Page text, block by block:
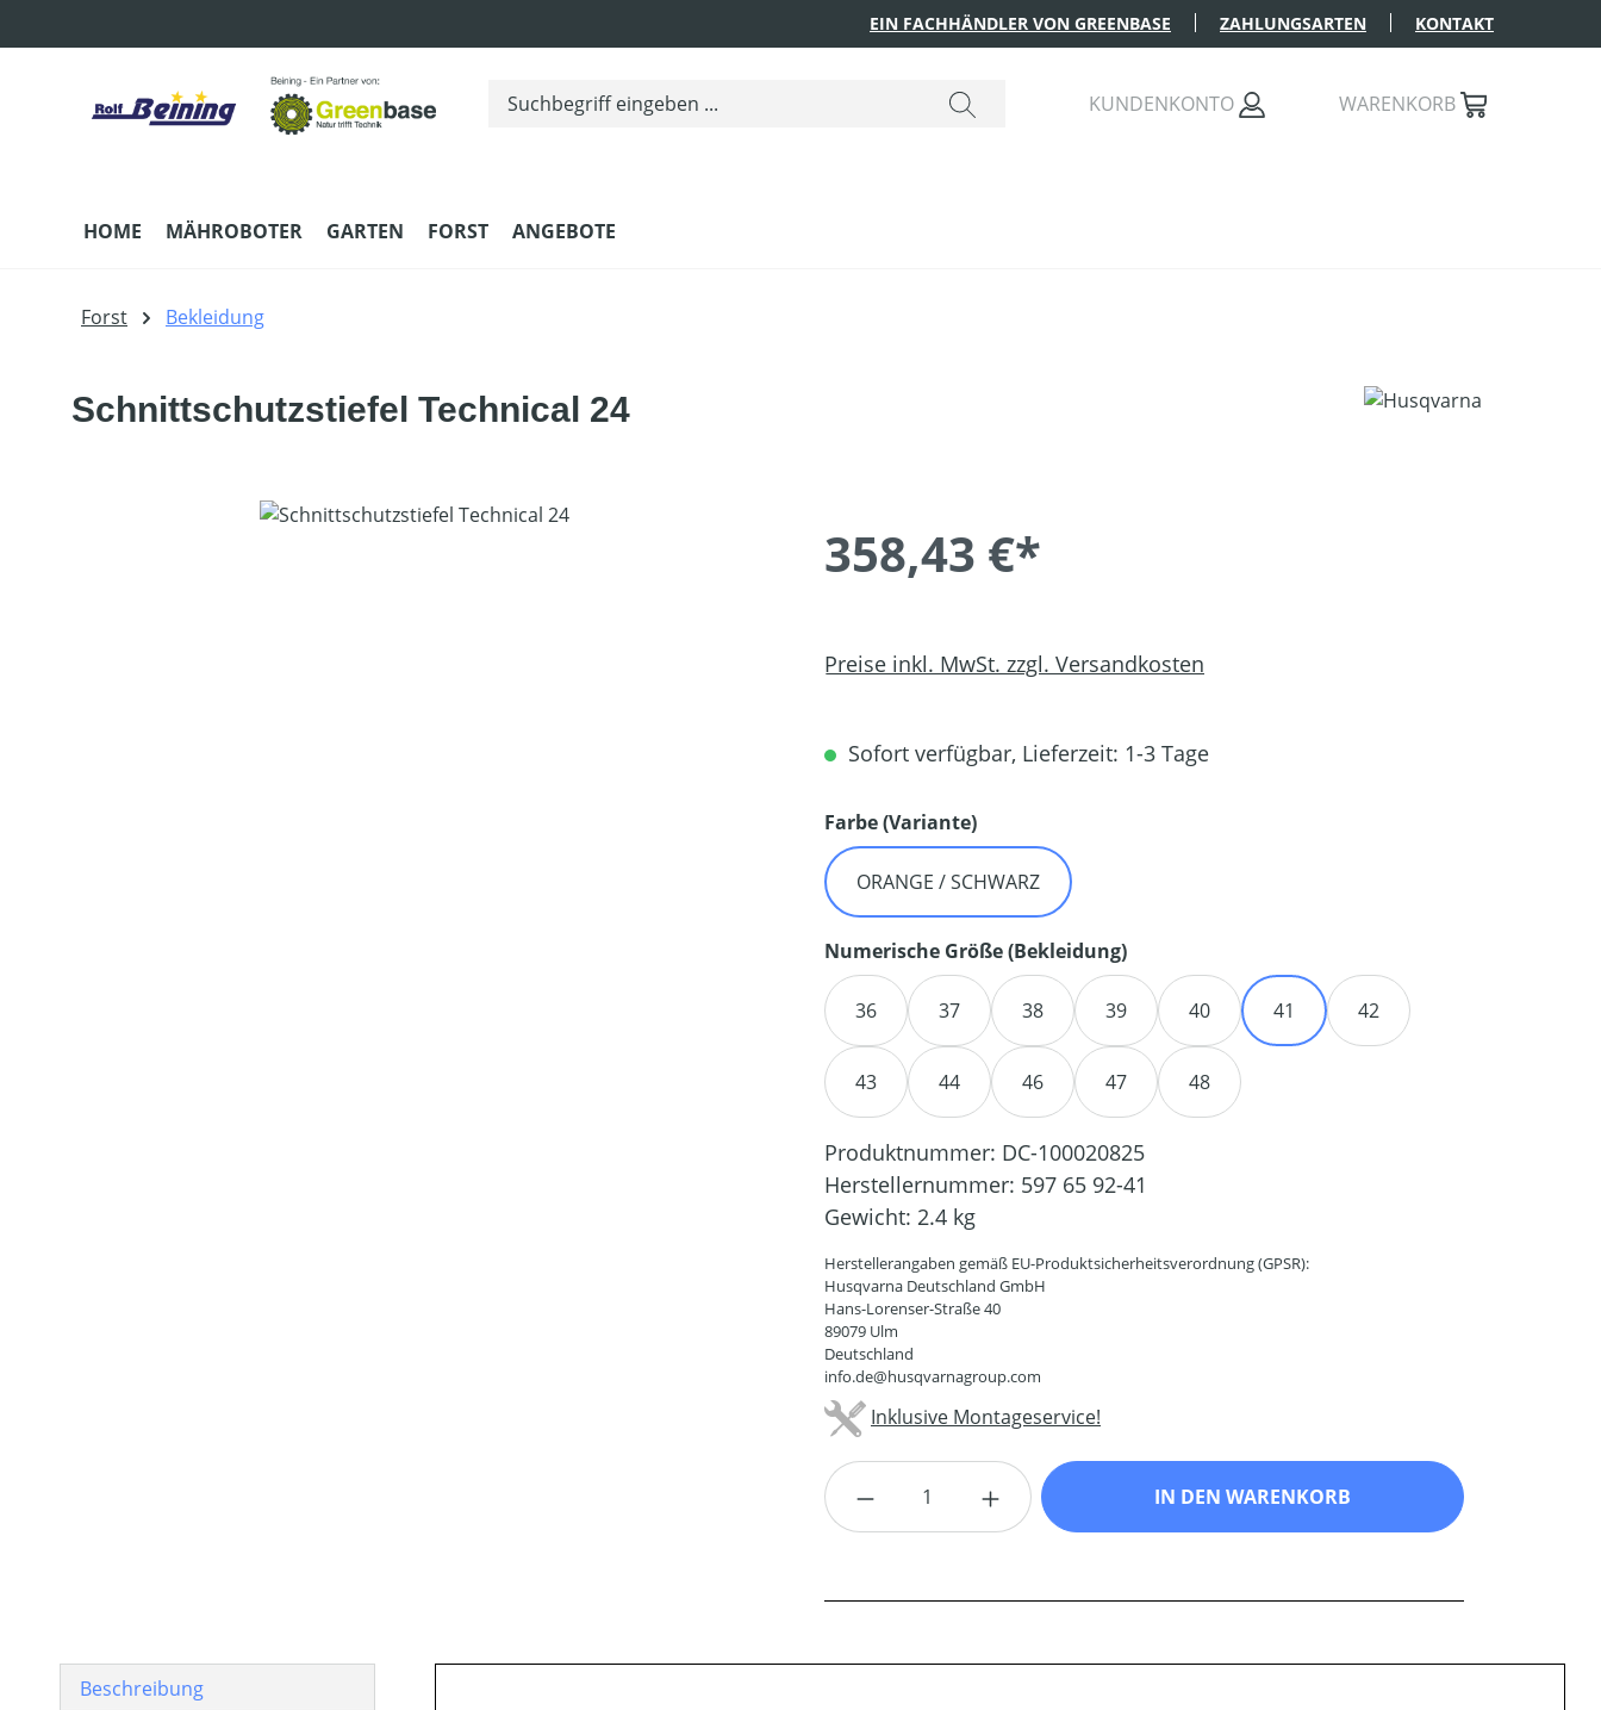
EIN FACHHÄNDLER VON GREENBASE ZAHLUNGSARTEN KONTAKT
KUNDENKONTO WARENKORB
HOME MÄHROBOTER GARTEN FORST ANGEBOTE
Forst Bekleidung
Schnittschutzstiefel Technical 24
Bildergalerie überspringen
358,43 €*
Preise inkl. MwSt. zzgl. Versandkosten
Sofort verfügbar, Lieferzeit: 1-3 Tage
Farbe (Variante)auswählen
ORANGE / SCHWARZ
Numerische Größe (Bekleidung)auswählen
36 37 38 39 40 41 42
43 44 46 47 48
Produktnummer: DC-100020825
Herstellernummer: 597 65 92-41
Gewicht: 2.4 kg
Herstellerangaben gemäß EU-Produktsicherheitsverordnung (GPSR):
Husqvarna Deutschland GmbH
Hans-Lorenser-Straße 40
89079 Ulm
Deutschland
info.de@husqvarnagroup.com
Inklusive Montageservice!
Produkt Anzahl: Gib den gewünschten Wert ein oder
IN DEN WARENKORB
Beschreibung